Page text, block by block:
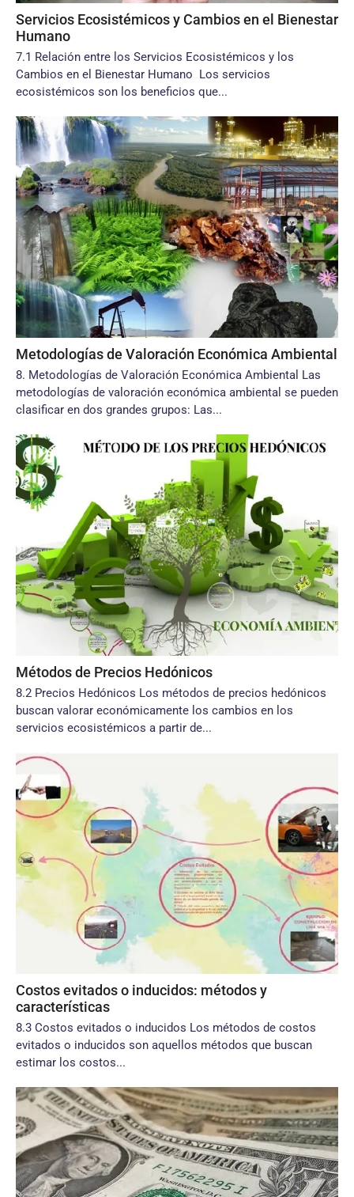
Servicios Ecosistémicos y Cambios en el Bienestar
Humano
7.1 Relación entre los Servicios Ecosistémicos y los
Cambios en el Bienestar Humano Los servicios
ecosistémicos son los beneficios que...
Metodologías de Valoración Económica Ambiental
8. Metodologías de Valoración Económica Ambiental Las
metodologías de valoración económica ambiental se pueden
clasificar en dos grandes grupos: Las...
Métodos de Precios Hedónicos
8.2 Precios Hedónicos Los métodos de precios hedónicos
buscan valorar económicamente los cambios en los
servicios ecosistémicos a partir de...
Costos evitados o inducidos: métodos y
características
8.3 Costos evitados o inducidos Los métodos de costos
evitados o inducidos son aquellos métodos que buscan
estimar los costos...